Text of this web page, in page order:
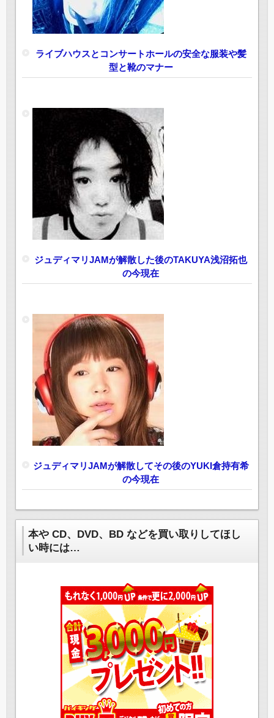
ライブハウスとコンサートホールの安全な服装や髪
型と靴のマナー
ジュディマリJAMが解散した後のTAKUYA浅沼拓也
の今現在
ジュディマリJAMが解散してその後のYUKI倉持有希
の今現在
本や CD、DVD、BD などを買い取りしてほし
い時には…